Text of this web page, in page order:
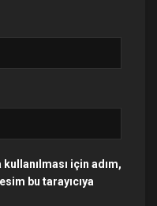
için adım,
bu tarayıcıya